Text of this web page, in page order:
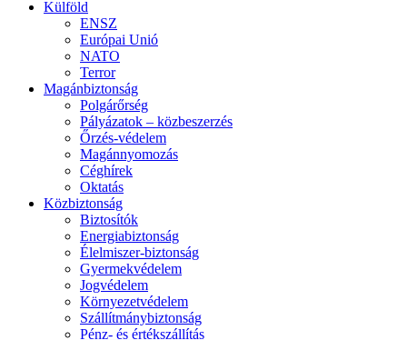
Külföld
ENSZ
Európai Unió
NATO
Terror
Magánbiztonság
Polgárőrség
Pályázatok – közbeszerzés
Őrzés-védelem
Magánnyomozás
Céghírek
Oktatás
Közbiztonság
Biztosítók
Energiabiztonság
Élelmiszer-biztonság
Gyermekvédelem
Jogvédelem
Környezetvédelem
Szállítmánybiztonság
Pénz- és értékszállítás